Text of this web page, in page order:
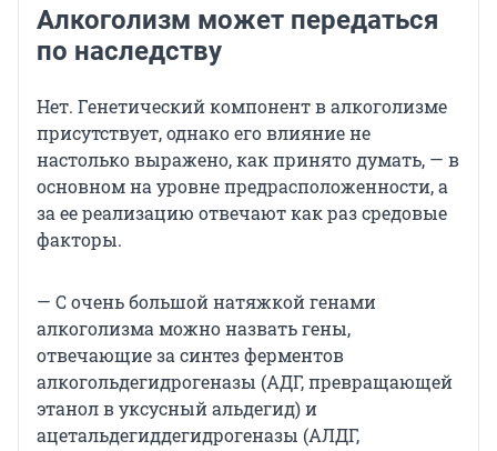
Алкоголизм может передаться
по наследству
Нет. Генетический компонент в алкоголизме
присутствует, однако его влияние не
настолько выражено, как принято думать, — в
основном на уровне предрасположенности, а
за ее реализацию отвечают как раз средовые
факторы.
— С очень большой натяжкой генами
алкоголизма можно назвать гены,
отвечающие за синтез ферментов
алкогольдегидрогеназы (АДГ, превращающей
этанол в уксусный альдегид) и
ацетальдегиддегидрогеназы (АЛДГ,